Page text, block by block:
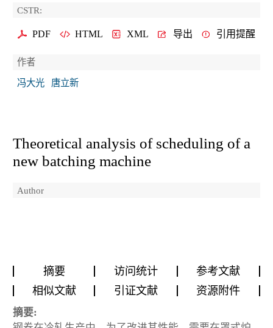
CSTR:
PDF HTML XML 导出 引用提醒
作者
冯大光
唐立新
Theoretical analysis of scheduling of a
new batching machine
Author
摘要 访问统计
参考文献
相似文献
引证文献 资源附件
摘要: